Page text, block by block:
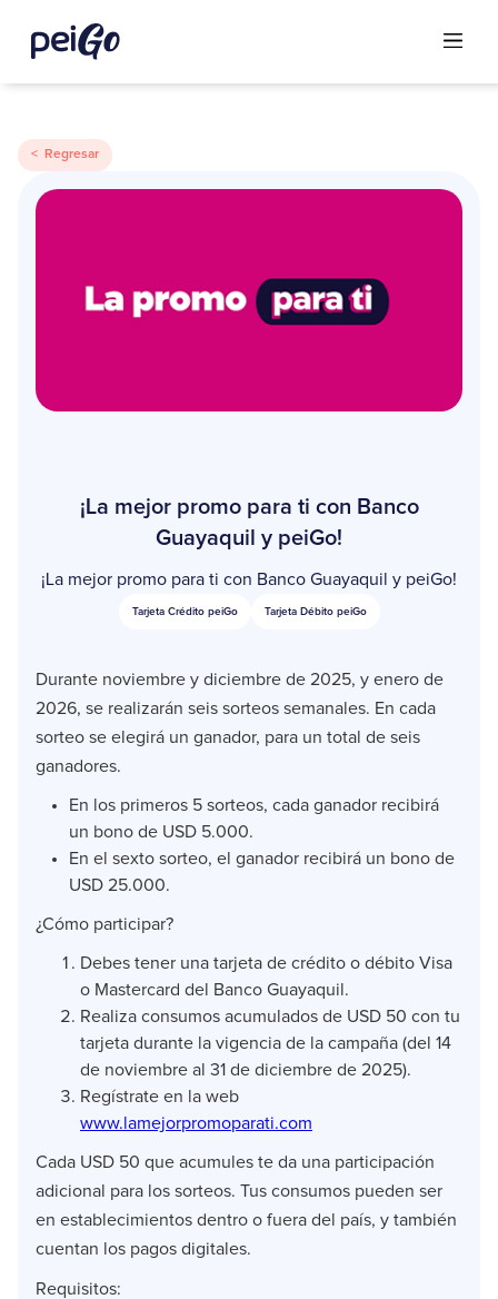
< Regresar
¡La mejor promo para ti con Banco
Guayaquil y peiGo!
¡La mejor promo para ti con Banco Guayaquil y peiGo!
Tarjeta Crédito peiGo Tarjeta Débito peiGo
Durante noviembre y diciembre de 2025, y enero de
2026, se realizarán seis sorteos semanales. En cada
sorteo se elegirá un ganador, para un total de seis
ganadores.
En los primeros 5 sorteos, cada ganador recibirá
un bono de USD 5.000.
En el sexto sorteo, el ganador recibirá un bono de
USD 25.000.
¿Cómo participar?
Debes tener una tarjeta de crédito o débito Visa
o Mastercard del Banco Guayaquil.
Realiza consumos acumulados de USD 50 con tu
tarjeta durante la vigencia de la campaña (del 14
de noviembre al 31 de diciembre de 2025).
Regístrate en la web
www.lamejorpromoparati.com
Cada USD 50 que acumules te da una participación
adicional para los sorteos. Tus consumos pueden ser
en establecimientos dentro o fuera del país, y también
cuentan los pagos digitales.
Requisitos: